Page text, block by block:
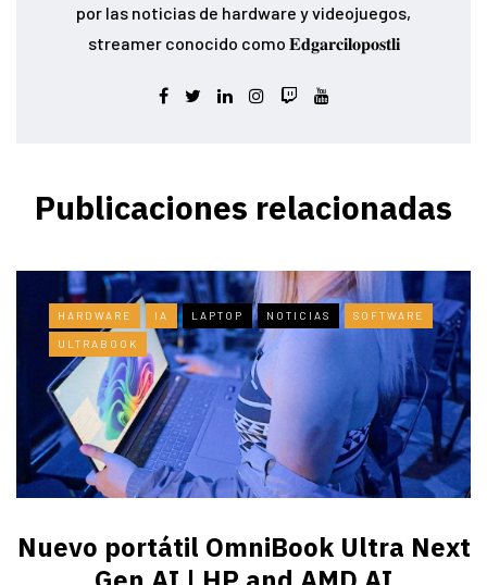
por las noticias de hardware y videojuegos,
streamer conocido como 𝐄𝐝𝐠𝐚𝐫𝐜𝐢𝐥𝐨𝐩𝐨𝐬𝐭𝐥𝐢
Publicaciones relacionadas
HARDWARE IA LAPTOP NOTICIAS SOFTWARE
ULTRABOOK
Nuevo portátil OmniBook Ultra ​Next